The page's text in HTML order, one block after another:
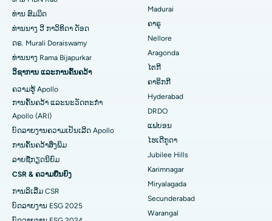
ຊອກຫານັກຈິດຕະວິທະຍາ
ຊອກຫາແພດຜ່າຕັດທົ່ວໄປ
ໂຮງໝໍທີ່ດີທີ່ສຸດໃນຖະໜົນ Seepat, Bilaspur
ໂຮງໝໍທີ່ດີທີ່ສຸດໃນ Ellisbridge, Ahmedabad
ໂຮງໝໍທີ່ດີທີ່ສຸດໃນນິວເດລີ
ໂຮງໝໍທີ່ດີທີ່ສຸດໃນ DRDO, Hyderabad
ໂຮງໝໍທີ່ດີທີ່ສຸດໃນ GS Road, Guwahati
ໂຮງໝໍທີ່ດີທີ່ສຸດໃນ Hyderguda, Hyderabad
ໂຮງໝໍທີ່ດີທີ່ສຸດໃນ Vijay Nagar, Indore
ໂຮງໝໍທີ່ດີທີ່ສຸດໃນ Suryaraopeta Main Road, Kakinada
ໂຮງໝໍທີ່ດີທີ່ສຸດໃນ Canal Circular Road, Kolkata
ການຜ່າຕັດໄຂ່ຫຼັງ
ການຜ່າຕັດມະເຮັງເຕົ້ານົມ
ການປິ່ນປົວໂຣກຜີວ ໜັງ
Colonoscopy
Polypectomy
ການກະຕຸ້ນສະຫມອງເລິກ
ການກວດລ້າງຊ່ອງຄອດ
ການກວດຮ່າງກາຍຂອງຫມາກໄຂ່ຫຼັງ
Parathyroidectomy
ທ່ານ ສົມມິດ
ທ່ານ​ນາງ ວີ ກາ​ວິ​ທິ​ດາ ດັອດ
ດຣ. Murali Doraiswamy
ທ່ານ​ນາງ Rama Bijapurkar
ວິຊາການ ແລະການຄົ້ນຄວ້າ
ຄວາມຮູ້ Apollo
ການຄົ້ນຄວ້າ ແລະນະວັດຕະກໍາ
Apollo (ARI)
ບົດລາຍງານຄວາມເປັນເລີດ Apollo
ການຄົ້ນຄວ້າສິ່ງພິມ
ລາຍຊື່ກຽດນິຍົມ
CSR & ຄວາມຍືນຍົງ
ການລິເລີ່ມ CSR
ບົດລາຍງານ ESG 2025
Madurai
ຄາຣູ
Nellore
Aragonda
ໄຕກີ
ຄາຣິກກີ
Hyderabad
DRDO
ແຟບອນ
ໄຮເດີກູດາ
Jubilee Hills
Karimnagar
Miryalagada
Secunderabad
Warangal